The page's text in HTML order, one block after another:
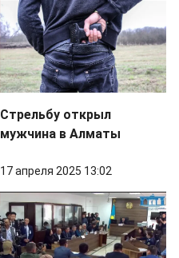
Стрельбу открыл
мужчина в Алматы
17 апреля 2025 13:02